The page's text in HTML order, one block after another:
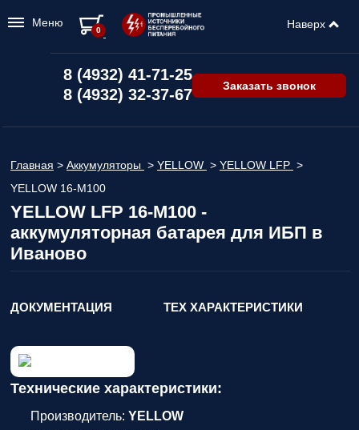
8 (4932) 41-71-25
8 (4932) 32-37-67
Заказать звонок
Главная > Аккумуляторы > YELLOW > YELLOW LFP >
YELLOW 16-M100
YELLOW LFP 16-M100 -
аккумуляторная батарея для ИБП в
Иваново
ДОКУМЕНТАЦИЯ ТЕХ ХАРАКТЕРИСТИКИ
Технические характеристики:
Производитель: YELLOW
Меню Наверх
0